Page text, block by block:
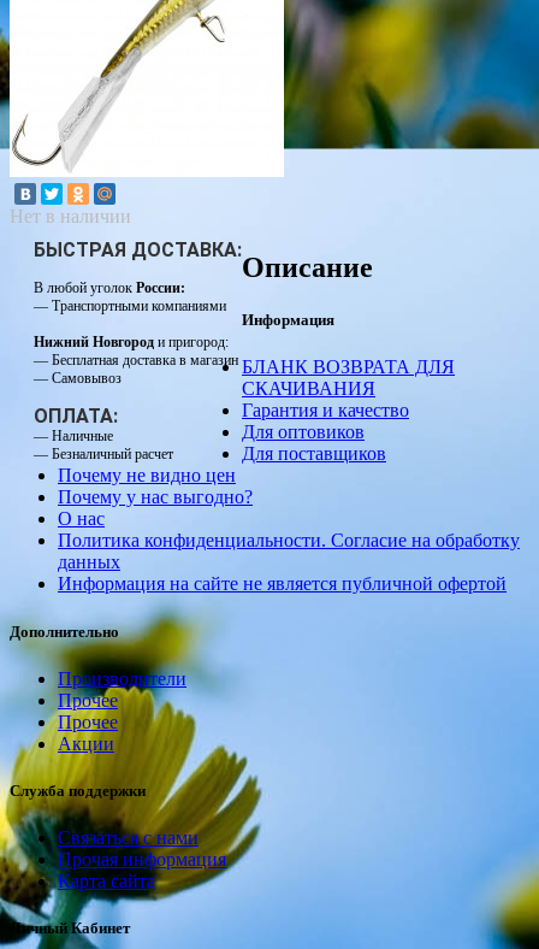
Нет в наличии
БЫСТРАЯ ДОСТАВКА:
В любой уголок России:
— Транспортными компаниями
Нижний Новгород и пригород:
— Бесплатная доставка в магазин
— Самовывоз
ОПЛАТА:
— Наличные
— Безналичный расчет
Описание
Информация
БЛАНК ВОЗВРАТА ДЛЯ
СКАЧИВАНИЯ
Гарантия и качество
Для оптовиков
Для поставщиков
Почему не видно цен
Почему у нас выгодно?
О нас
Политика конфиденциальности. Согласие на обработку
данных
Информация на сайте не является публичной офертой
Дополнительно
Производители
Прочее
Прочее
Акции
Служба поддержки
Связаться с нами
Прочая информация
Карта сайта
Личный Кабинет